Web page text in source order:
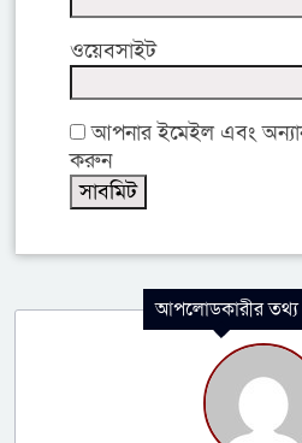
ওয়েবসাইট
আপনার ইমেইল এবং
করুন
আপলোডকারীর তথ্য